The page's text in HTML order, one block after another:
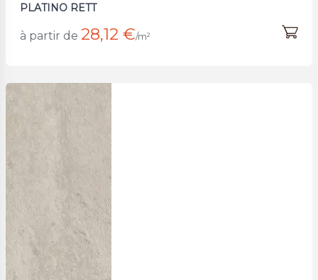
PLATINO RETT
à partir de 28,12 €/m²